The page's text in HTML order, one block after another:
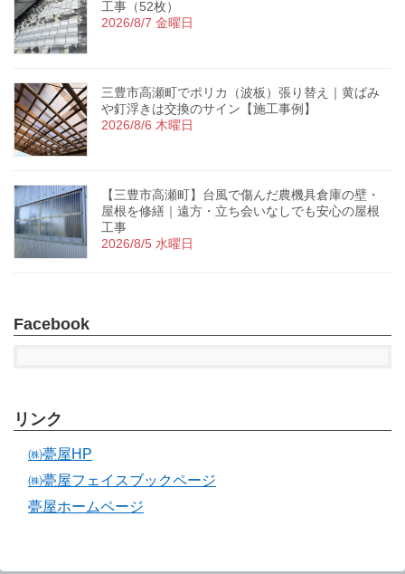
工事（52枚）
2026/8/7 金曜日
三豊市高瀬町でポリカ（波板）張り替え｜黄ばみ
や釘浮きは交換のサイン【施工事例】
2026/8/6 木曜日
【三豊市高瀬町】台風で傷んだ農機具倉庫の壁・
屋根を修繕｜遠方・立ち会いなしでも安心の屋根
工事
2026/8/5 水曜日
Facebook
リンク
㈱甍屋HP
㈱甍屋フェイスブックページ
甍屋ホームページ